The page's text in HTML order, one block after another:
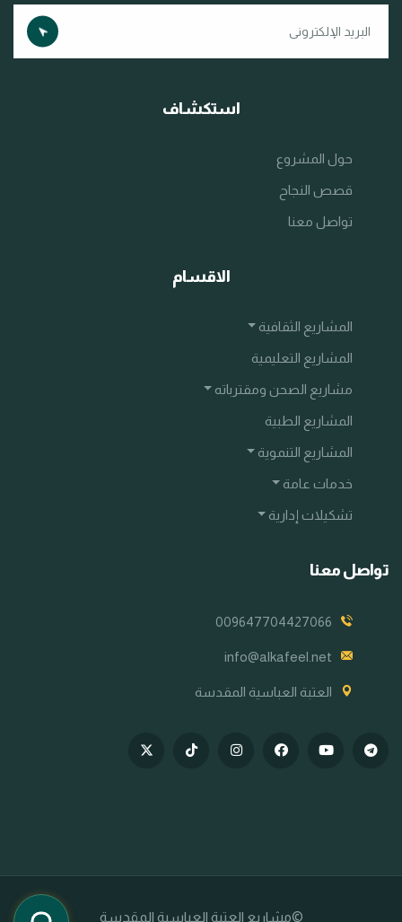
استكشاف
حول المشروع
قصص النجاح
تواصل معنا
الاقسام
المشاريع الثقافية
المشاريع التعليمية
مشاريع الصحن ومقترباته
المشاريع الطبية
المشاريع التنموية
خدمات عامة
تشكيلات إدارية
تواصل معنا
009647704427066
info@alkafeel.net
العتبة العباسية المقدسة
©مشاريع العتبة العباسية المقدسة